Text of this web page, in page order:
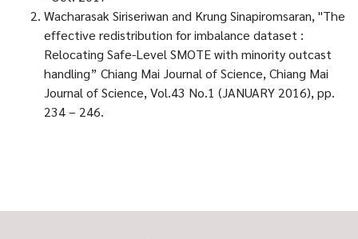
Wacharasak Siriseriwan and Krung Sinapiromsaran, "The
effective redistribution for imbalance dataset :
Relocating Safe-Level SMOTE with minority outcast
handling” Chiang Mai Journal of Science, Chiang Mai
Journal of Science, Vol.43 No.1 (JANUARY 2016), pp.
234 – 246.